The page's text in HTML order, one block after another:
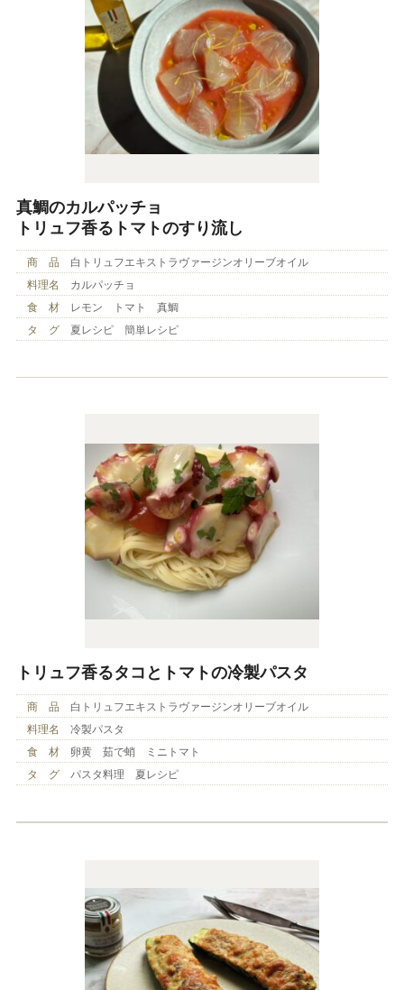
真鯛のカルパッチョ
トリュフ香るトマトのすり流し
商 品
白トリュフエキストラヴァージンオリーブオイル
料理名
カルパッチョ
食 材
レモン トマト 真鯛
タ グ
夏レシピ 簡単レシピ
トリュフ香るタコとトマトの冷製パスタ
商 品
白トリュフエキストラヴァージンオリーブオイル
料理名
冷製パスタ
食 材
卵黄 茹で蛸 ミニトマト
タ グ
パスタ料理 夏レシピ